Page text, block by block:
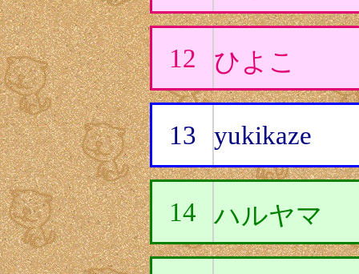
12 ひよこ
13 yukikaze
14 ハルヤマ